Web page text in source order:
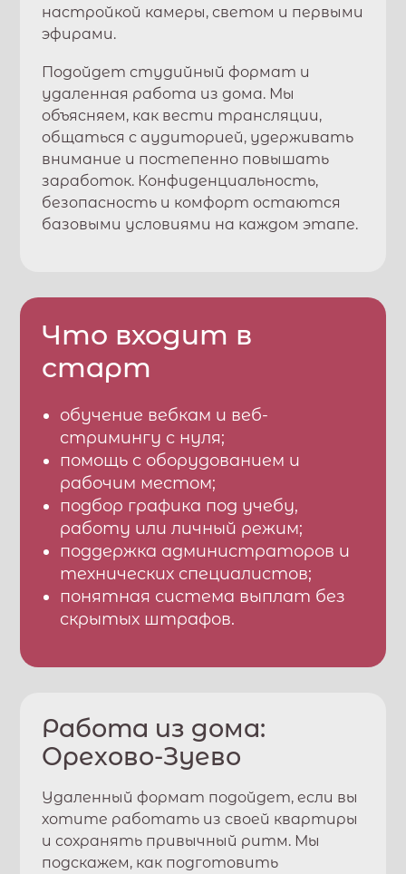
настройкой камеры, светом и первыми
эфирами.
Подойдет студийный формат и
удаленная работа из дома. Мы
объясняем, как вести трансляции,
общаться с аудиторией, удерживать
внимание и постепенно повышать
заработок. Конфиденциальность,
безопасность и комфорт остаются
базовыми условиями на каждом этапе.
Что входит в
старт
обучение вебкам и веб-
стримингу с нуля;
помощь с оборудованием и
рабочим местом;
подбор графика под учебу,
работу или личный режим;
поддержка администраторов и
технических специалистов;
понятная система выплат без
скрытых штрафов.
Работа из дома:
Орехово-Зуево
Удаленный формат подойдет, если вы
хотите работать из своей квартиры
и сохранять привычный ритм. Мы
подскажем, как подготовить